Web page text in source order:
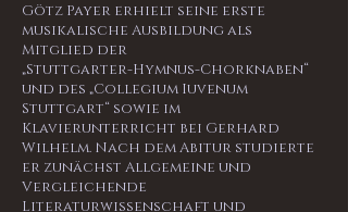
Götz Payer erhielt seine erste
musikalische Ausbildung als
Mitglied der
„Stuttgarter-Hymnus-Chorknaben“
und des „Collegium Iuvenum
Stuttgart“ sowie im
Klavierunterricht bei Gerhard
Wilhelm. Nach dem Abitur studierte
er zunächst Allgemeine und
Vergleichende
Literaturwissenschaft und